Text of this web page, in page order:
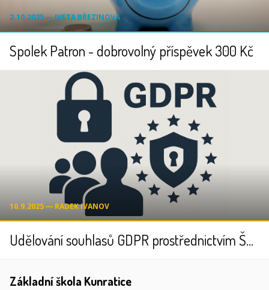
2.10.2025 ― IVETA BŘEZINOVÁ
Spolek Patron - dobrovolný příspěvek 300 Kč
10.9.2025 ― RADEK IVANOV
Udělování souhlasů GDPR prostřednictvím ŠkolaOnline
Základní škola Kunratice